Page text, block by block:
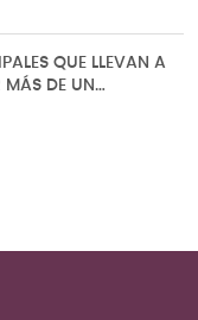
QUE LLEVAN A
MÁS DE UN…